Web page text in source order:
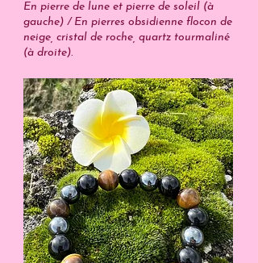
En pierre de lune et pierre de soleil (à
gauche) / En pierres obsidienne flocon de
neige, cristal de roche, quartz tourmaliné
(à droite).